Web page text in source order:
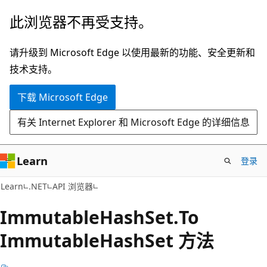
跳
主
要
内
跳
页
内
导
此浏览器不再受支持。
请升级到 Microsoft Edge 以使用最新的功能、安全更新和
技术支持。
下载 Microsoft Edge
有关 Internet Explorer 和 Microsoft Edge 的详细信息
Learn 登录
Learn .NET API 浏览器
ImmutableHashSet.To
ImmutableHashSet 方法